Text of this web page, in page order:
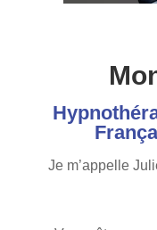
Je m’appelle